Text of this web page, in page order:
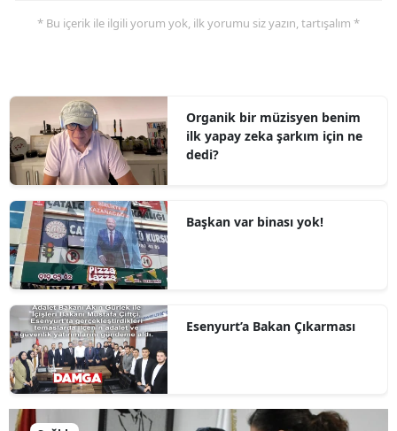
* Bu içerik ile ilgili yorum yok, ilk yorumu siz yazın, tartışalım *
Organik bir müzisyen benim
ilk yapay zeka şarkım için ne
dedi?
Başkan var binası yok!
Esenyurt’a Bakan Çıkarması